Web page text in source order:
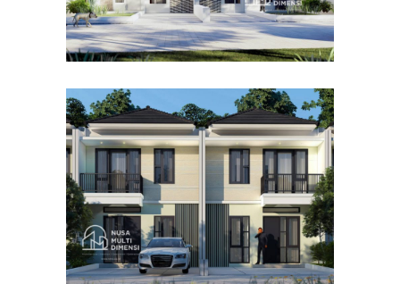
Desain Cluster Premier 4 di
Cibinong Bogor
DESAIN RUMAH TERBAIK